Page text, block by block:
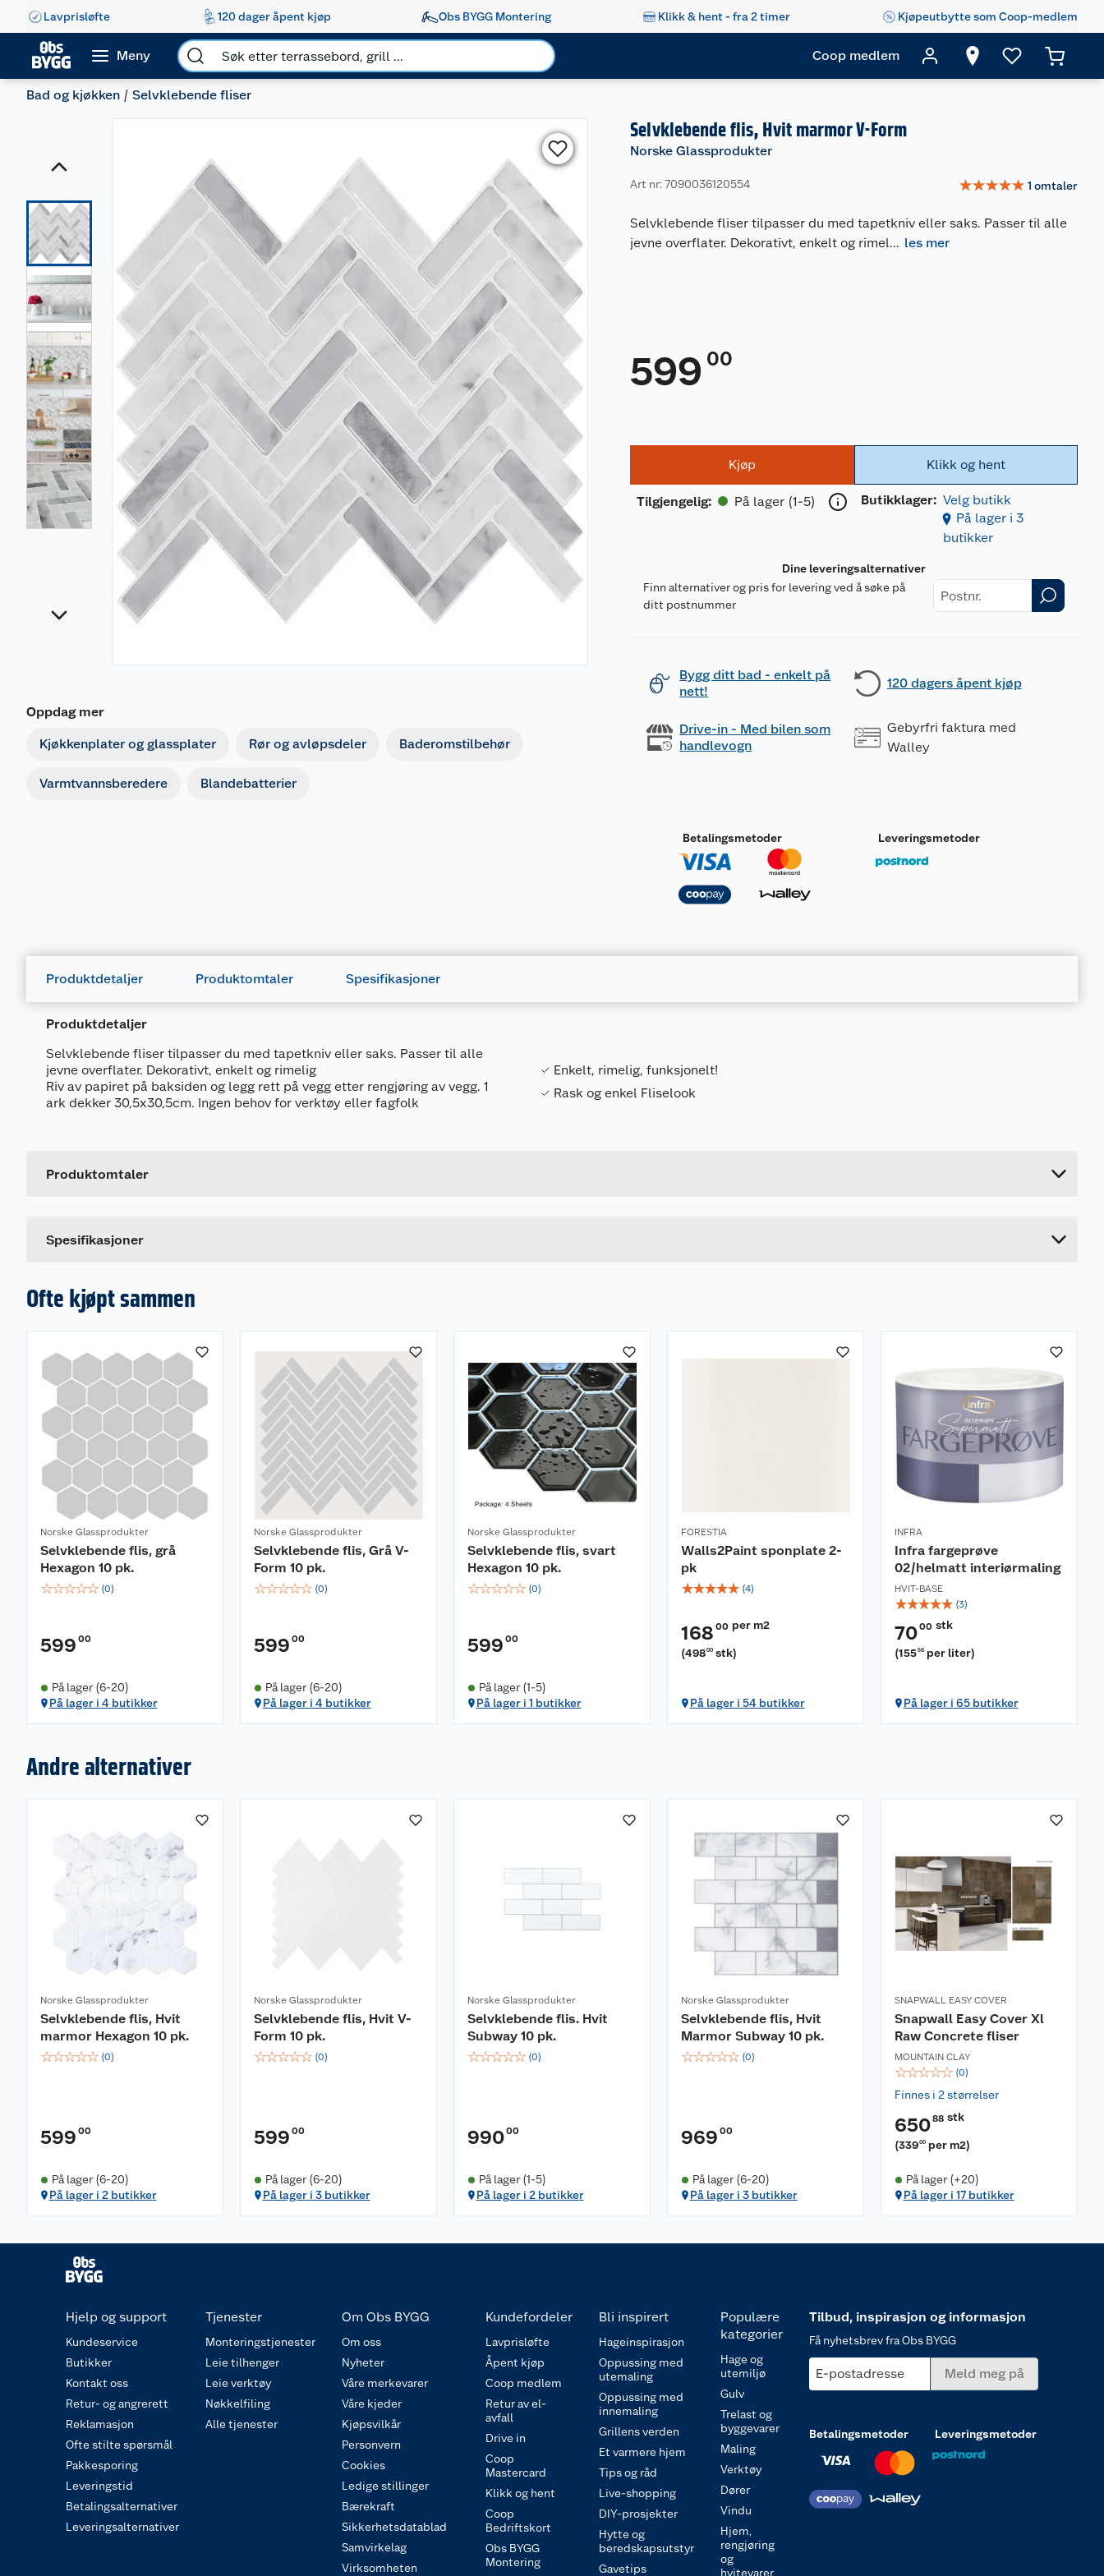
Lavprisløfte 120 dager åpent kjøp Obs BYGG Montering Klikk & hent - fra 2 timer Kjøpeutbytte som Coop-medlem
Meny Coop medlem
Bad og kjøkken Selvklebende fliser
Oppdag mer
Kjøkkenplater og glassplater Rør og avløpsdeler Baderomstilbehør
Varmtvannsberedere Blandebatterier
Selvklebende flis, Hvit marmor V-Form
Norske Glassprodukter
Art nr: 7090036120554 ☆☆☆☆☆ 1 omtaler
Selvklebende fliser tilpasser du med tapetkniv eller saks. Passer til alle
jevne overflater. Dekorativt, enkelt og rimel... les mer
599 00
Kjøp
Tilgjengelig: På lager (1-5)
Klikk og hent
Butikklager: Velg butikk
På lager i 3
butikker
Dine leveringsalternativer
Finn alternativer og pris for levering ved å søke på
ditt postnummer
Bygg ditt bad - enkelt på
nett!
120 dagers åpent kjøp
Drive-in - Med bilen som
handlevogn
Gebyrfri faktura med
Walley
Betalingsmetoder Leveringsmetoder
Produktdetaljer Produktomtaler Spesifikasjoner
Produktdetaljer
Selvklebende fliser tilpasser du med tapetkniv eller saks. Passer til alle
jevne overflater. Dekorativt, enkelt og rimelig
Riv av papiret på baksiden og legg rett på vegg etter rengjøring av vegg. 1
ark dekker 30,5x30,5cm. Ingen behov for verktøy eller fagfolk
Enkelt, rimelig, funksjonelt!
Rask og enkel Fliselook
Produktomtaler
Spesifikasjoner
Leverandørens artikkelnummer
Ofte kjøpt sammen
Norske Glassprodukter
Selvklebende flis, grå
Hexagon 10 pk.
☆☆☆☆☆ (0)
599 00
På lager (6-20)
På lager i 4 butikker
Norske Glassprodukter
Selvklebende flis, Grå V-
Form 10 pk.
☆☆☆☆☆ (0)
599 00
På lager (6-20)
På lager i 4 butikker
Norske Glassprodukter
Selvklebende flis, svart
Hexagon 10 pk.
☆☆☆☆☆ (0)
599 00
På lager (1-5)
På lager i 1 butikker
FORESTIA
Walls2Paint sponplate 2-
pk
☆☆☆☆☆ (4)
168 00 per m2
(49800 stk)
På lager i 54 butikker
INFRA
Infra fargeprøve
02/helmatt interiørmaling
HVIT-BASE
☆☆☆☆☆ (3)
7000 stk
(15556 per liter)
På lager i 65 butikker
Andre alternativer
Norske Glassprodukter
Selvklebende flis, Hvit
marmor Hexagon 10 pk.
☆☆☆☆☆ (0)
599 00
På lager (6-20)
På lager i 2 butikker
Norske Glassprodukter
Selvklebende flis, Hvit V-
Form 10 pk.
☆☆☆☆☆ (0)
599 00
På lager (6-20)
På lager i 3 butikker
Norske Glassprodukter
Selvklebende flis. Hvit
Subway 10 pk.
☆☆☆☆☆ (0)
99000
På lager (1-5)
På lager i 2 butikker
Norske Glassprodukter
Selvklebende flis, Hvit
Marmor Subway 10 pk.
☆☆☆☆☆ (0)
969 00
På lager (6-20)
På lager i 3 butikker
SNAPWALL EASY COVER
Snapwall Easy Cover Xl
Raw Concrete fliser
MOUNTAIN CLAY
☆☆☆☆☆ (0)
Finnes i 2 størrelser
65088 stk
(33900 per m2)
På lager (+20)
På lager i 17 butikker
Hjelp og support
Kundeservice
Butikker
Kontakt oss
Retur- og angrerett
Reklamasjon
Ofte stilte spørsmål
Pakkesporing
Leveringstid
Betalingsalternativer
Leveringsalternativer
Tjenester
Monteringstjenester
Leie tilhenger
Leie verktøy
Nøkkelfiling
Alle tjenester
Om Obs BYGG
Om oss
Nyheter
Våre merkevarer
Våre kjeder
Kjøpsvilkår
Personvern
Cookies
Ledige stillinger
Bærekraft
Sikkerhetsdatablad
Samvirkelag
Virksomheten
Kundefordeler
Lavprisløfte
Åpent kjøp
Coop medlem
Retur av el-
avfall
Drive in
Coop
Mastercard
Klikk og hent
Coop
Bedriftskort
Obs BYGG
Montering
Bli inspirert
Hageinspirasjon
Oppussing med
utemaling
Oppussing med
innemaling
Grillens verden
Et varmere hjem
Tips og råd
Live-shopping
DIY-prosjekter
Hytte og
beredskapsutstyr
Gavetips
Populære
kategorier
Hage og
utemiljø
Gulv
Trelast og
byggevarer
Maling
Verktøy
Dører
Vindu
Hjem,
rengjøring
og
hvitevarer
Tilbud, inspirasjon og informasjon
Få nyhetsbrev fra Obs BYGG
E-postadresse Meld meg på
Betalingsmetoder Leveringsmetoder